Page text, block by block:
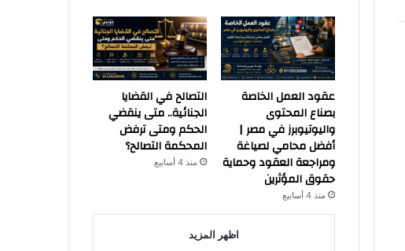
عقود العمل الخاصة
بصناع المحتوى
واليوتيوبرز في مصر |
أفضل محامي لصياغة
ومراجعة العقود وحماية
حقوق المؤثرين
منذ 4 أسابيع
التصالح في القضايا
الجنائية.. متى ينقضي
الحكم ومتى ترفض
المحكمة التصالح؟
منذ 4 أسابيع
اظهر المزيد